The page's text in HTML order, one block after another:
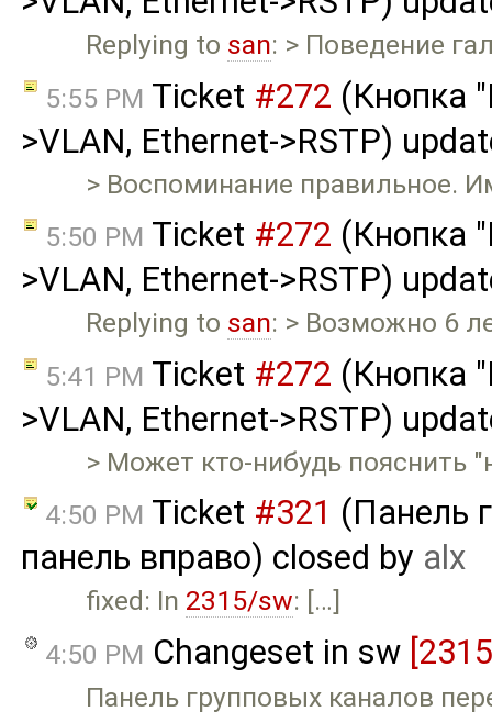
Replying to san: > Поведение
5:55 PM Ticket #272 (Кнопка
>VLAN, Ethernet->RSTP)
> Воспоминание правильное.
5:50 PM Ticket #272 (Кнопка
>VLAN, Ethernet->RSTP)
Replying to san: > Возможно 6
5:41 PM Ticket #272 (Кнопка
>VLAN, Ethernet->RSTP)
> Может кто-нибудь пояснить
4:50 PM Ticket #321 (Панель
панель вправо) closed by alx
fixed: In 2315/sw: […]
4:50 PM Changeset in sw
Панель групповых каналов